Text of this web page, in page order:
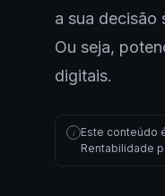
a sua decisão
Ou seja,
digitais.
i Este conteúdo
Rentabilidade